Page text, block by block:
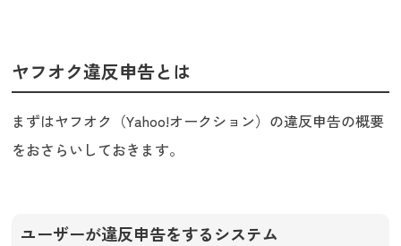
カテゴリ設定は慎重に
送料・消費税の記載方法に注意する
まとめ
ヤフオク違反申告とは
まずはヤフオク（Yahoo!オークション）の違反申告の概要
をおさらいしておきます。
ユーザーが違反申告をするシステム